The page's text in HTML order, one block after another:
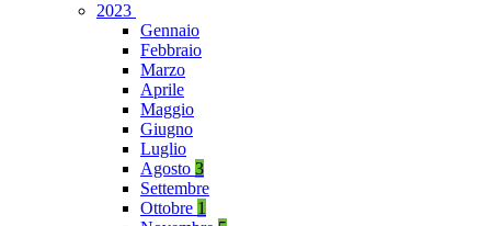
2023
Gennaio
Febbraio
Marzo
Aprile
Maggio
Giugno
Luglio
Agosto 3
Settembre
Ottobre 1